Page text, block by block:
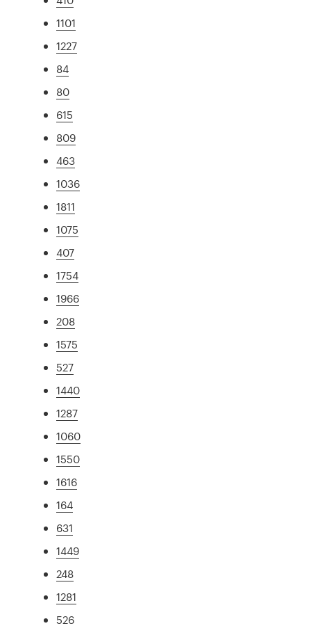
1101
1227
84
80
615
809
463
1036
1811
1075
407
1754
1966
208
1575
527
1440
1287
1060
1550
1616
164
631
1449
248
1281
526